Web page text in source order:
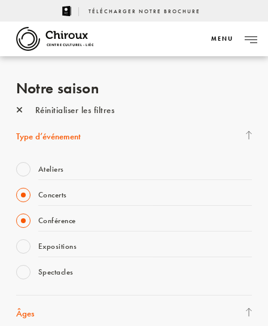
TÉLÉCHARGER NOTRE BROCHURE
CENTRE CULTUREL - LIÈGE
MENU
Notre saison
Réinitialiser les filtres
Type d’événement
Ateliers
Concerts
Conférence
Expositions
Spectacles
Âges